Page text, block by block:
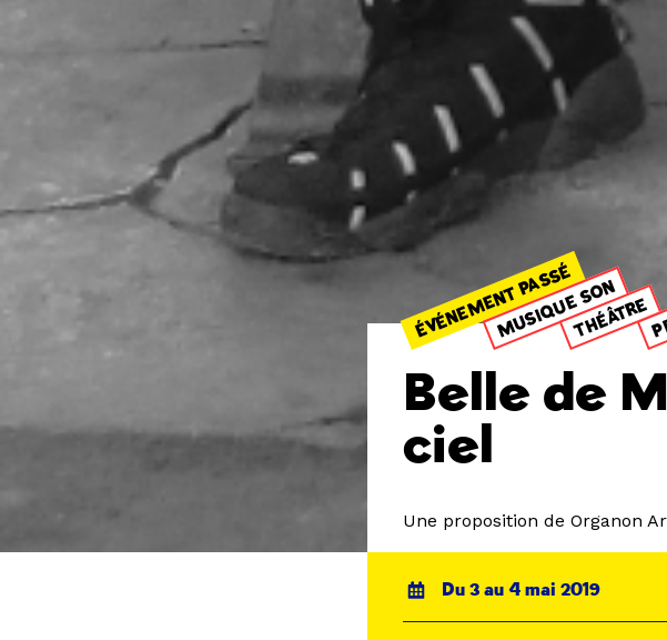
ÉVÉNEMENT PASSÉ
MUSIQUE SON
THÉÂTRE
Belle de
ciel
Une proposition de Organon
Du 3 au 4 mai 2019